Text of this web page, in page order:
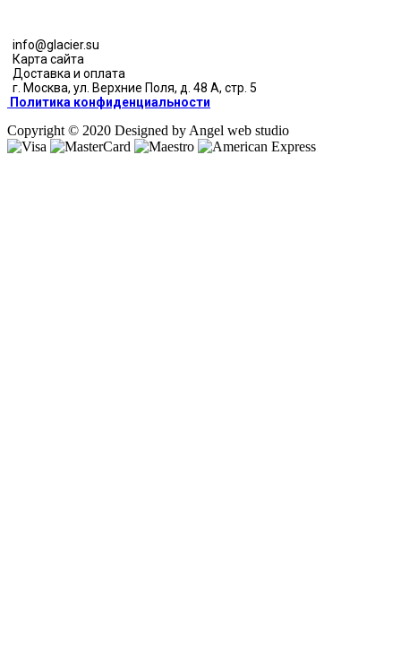
info@glacier.su
Карта сайта
Доставка и оплата
г. Москва, ул. Верхние Поля, д. 48 А, стр. 5
Политика конфиденциальности
Copyright © 2020 Designed by Angel web studio